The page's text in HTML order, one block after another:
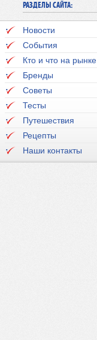
РАЗДЕЛЫ САЙТА:
Новости
События
Кто и что на рынке
Бренды
Советы
Тесты
Путешествия
Рецепты
Наши контакты